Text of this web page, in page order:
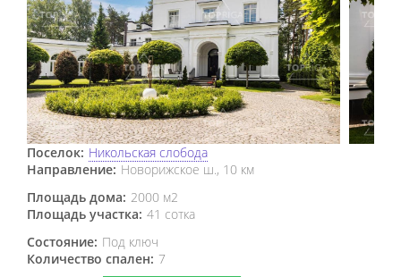
Поселок: Никольская слобода
Направление: Новорижское ш., 10 км
Площадь дома: 2000 м2
Площадь участка: 41 сотка
Состояние: Под ключ
Количество спален: 7